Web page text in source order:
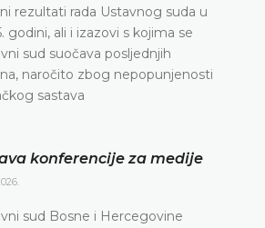
rezultati rada Ustavnog suda u
godini, ali i izazovi s kojima se
sud suočava posljednjih
naročito zbog nepopunjenosti
sastava
konferencije za medije
sud Bosne i Hercegovine